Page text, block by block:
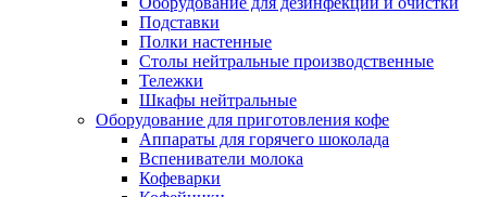
Подставки
Полки настенные
Столы нейтральные производственные
Тележки
Шкафы нейтральные
Оборудование для приготовления кофе
Аппараты для горячего шоколада
Вспениватели молока
Кофеварки